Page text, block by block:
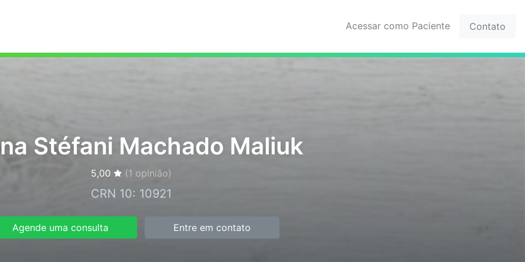
Acessar como Paciente Contato
Stéfani Machado Maliuk
5,00 (1 opinião)
CRN 10: 10921
Agende uma consulta Entre em contato